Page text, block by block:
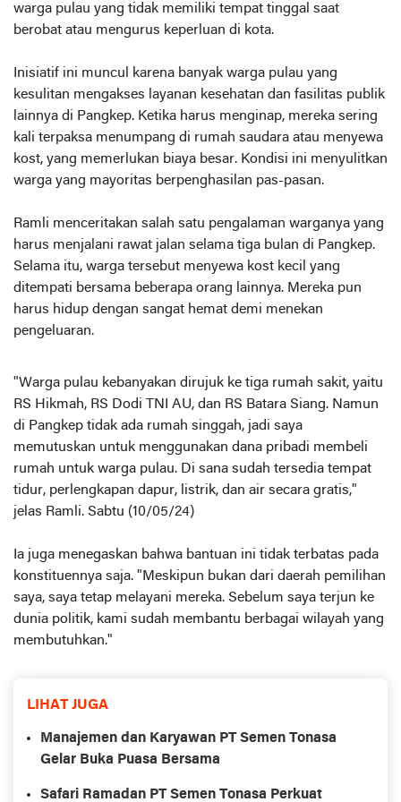
warga pulau yang tidak memiliki tempat tinggal saat
berobat atau mengurus keperluan di kota.
Inisiatif ini muncul karena banyak warga pulau yang
kesulitan mengakses layanan kesehatan dan fasilitas publik
lainnya di Pangkep. Ketika harus menginap, mereka sering
kali terpaksa menumpang di rumah saudara atau menyewa
kost, yang memerlukan biaya besar. Kondisi ini menyulitkan
warga yang mayoritas berpenghasilan pas-pasan.
Ramli menceritakan salah satu pengalaman warganya yang
harus menjalani rawat jalan selama tiga bulan di Pangkep.
Selama itu, warga tersebut menyewa kost kecil yang
ditempati bersama beberapa orang lainnya. Mereka pun
harus hidup dengan sangat hemat demi menekan
pengeluaran.
"Warga pulau kebanyakan dirujuk ke tiga rumah sakit, yaitu
RS Hikmah, RS Dodi TNI AU, dan RS Batara Siang. Namun
di Pangkep tidak ada rumah singgah, jadi saya
memutuskan untuk menggunakan dana pribadi membeli
rumah untuk warga pulau. Di sana sudah tersedia tempat
tidur, perlengkapan dapur, listrik, dan air secara gratis,"
jelas Ramli. Sabtu (10/05/24)
Ia juga menegaskan bahwa bantuan ini tidak terbatas pada
konstituennya saja. "Meskipun bukan dari daerah pemilihan
saya, saya tetap melayani mereka. Sebelum saya terjun ke
dunia politik, kami sudah membantu berbagai wilayah yang
membutuhkan."
LIHAT JUGA
Manajemen dan Karyawan PT Semen Tonasa
Gelar Buka Puasa Bersama
Safari Ramadan PT Semen Tonasa Perkuat